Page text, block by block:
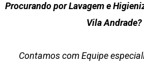
Procurando por Lavagem e
Vila Andrade?
Contamos com Equipe